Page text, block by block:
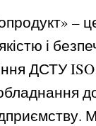
–
і
ДСТУ